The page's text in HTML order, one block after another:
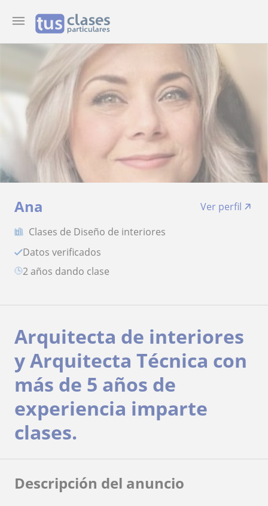
Ana
Ver perfil
Clases de Diseño de interiores
Datos verificados
2 años dando clase
Arquitecta de interiores
y Arquitecta Técnica con
más de 5 años de
experiencia imparte
clases.
Descripción del anuncio